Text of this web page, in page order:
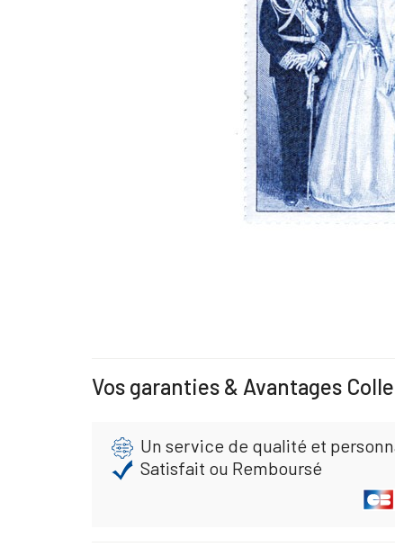
Vos garanties & Avantages
Un service de qualité et
Satisfait ou Remboursé